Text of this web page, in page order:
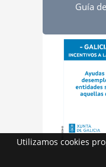
Guía
Utilizamos cookies